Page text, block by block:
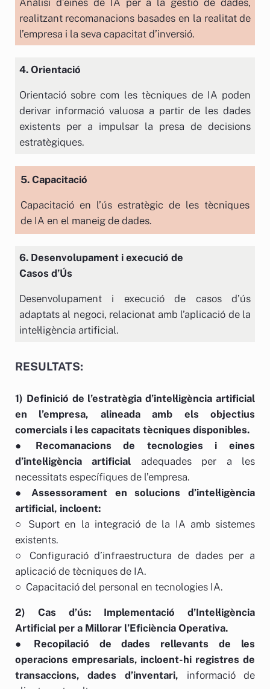
realitzant recomanacions basades en la realitat de
l’empresa i la seva capacitat d’inversió.
4. Orientació
Orientació sobre com les tècniques de IA poden
derivar informació valuosa a partir de les dades
existents per a impulsar la presa de decisions
estratègiques.
5. Capacitació
Capacitació en l’ús estratègic de les tècniques
de IA en el maneig de dades.
6. Desenvolupament i execució de
Casos d’Ús
Desenvolupament i execució de casos d’ús
adaptats al negoci, relacionat amb l’aplicació de la
intel·ligència artificial.
RESULTATS:
1) Definició de l’estratègia d’intel·ligència artificial
en l’empresa, alineada amb els objectius
comercials i les capacitats tècniques disponibles.
● Recomanacions de tecnologies i eines
d’intel·ligència artificial adequades per a les
necessitats específiques de l’empresa.
● Assessorament en solucions d’intel·ligència
artificial, incloent:
○ Suport en la integració de la IA amb sistemes
existents.
○ Configuració d’infraestructura de dades per a
aplicació de tècniques de IA.
○ Capacitació del personal en tecnologies IA.
2) Cas d’ús: Implementació d’Intel·ligència
Artificial per a Millorar l’Eficiència Operativa.
● Recopilació de dades rellevants de les
operacions empresarials, incloent-hi registres de
transaccions, dades d’inventari, informació de